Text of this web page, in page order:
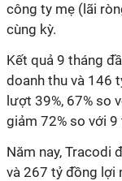
công ty mẹ (lãi
cùng kỳ.
Kết quả 9 tháng
doanh thu và 146
lượt 39%, 67% so
giảm 72% so với
Năm nay, Tracodi
và 267 tỷ đồng lợi